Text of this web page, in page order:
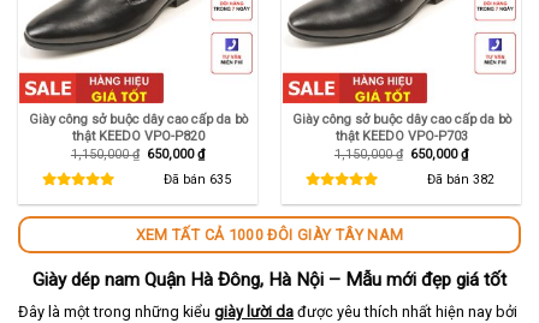
Giày công sở buộc dây cao cấp da bò
thật KEEDO VPO-P820
1,150,000₫ Giá
1,150,000 ₫.
650,000₫Giá
hiện
tại
là:
650,000 ₫.
Đã bán 635
Giày công sở buộc dây cao cấp da bò
thật KEEDO VPO-P703
1,150,000₫ Giá
1,150,000 ₫.
650,000₫Giá
hiện
tại
là:
650,000 ₫.
Đã bán 382
XEM TẤT CẢ 1000 ĐÔI GIÀY TÂY NAM
Giày dép nam Quận Hà Đông, Hà Nội – Mẫu mới đẹp giá tốt
Đây là một trong những kiểu giày lười da được yêu thích nhất hiện nay bởi